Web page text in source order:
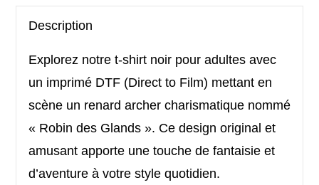
Description
Explorez notre t-shirt noir pour adultes avec
un imprimé DTF (Direct to Film) mettant en
scène un renard archer charismatique nommé
« Robin des Glands ». Ce design original et
amusant apporte une touche de fantaisie et
d’aventure à votre style quotidien.